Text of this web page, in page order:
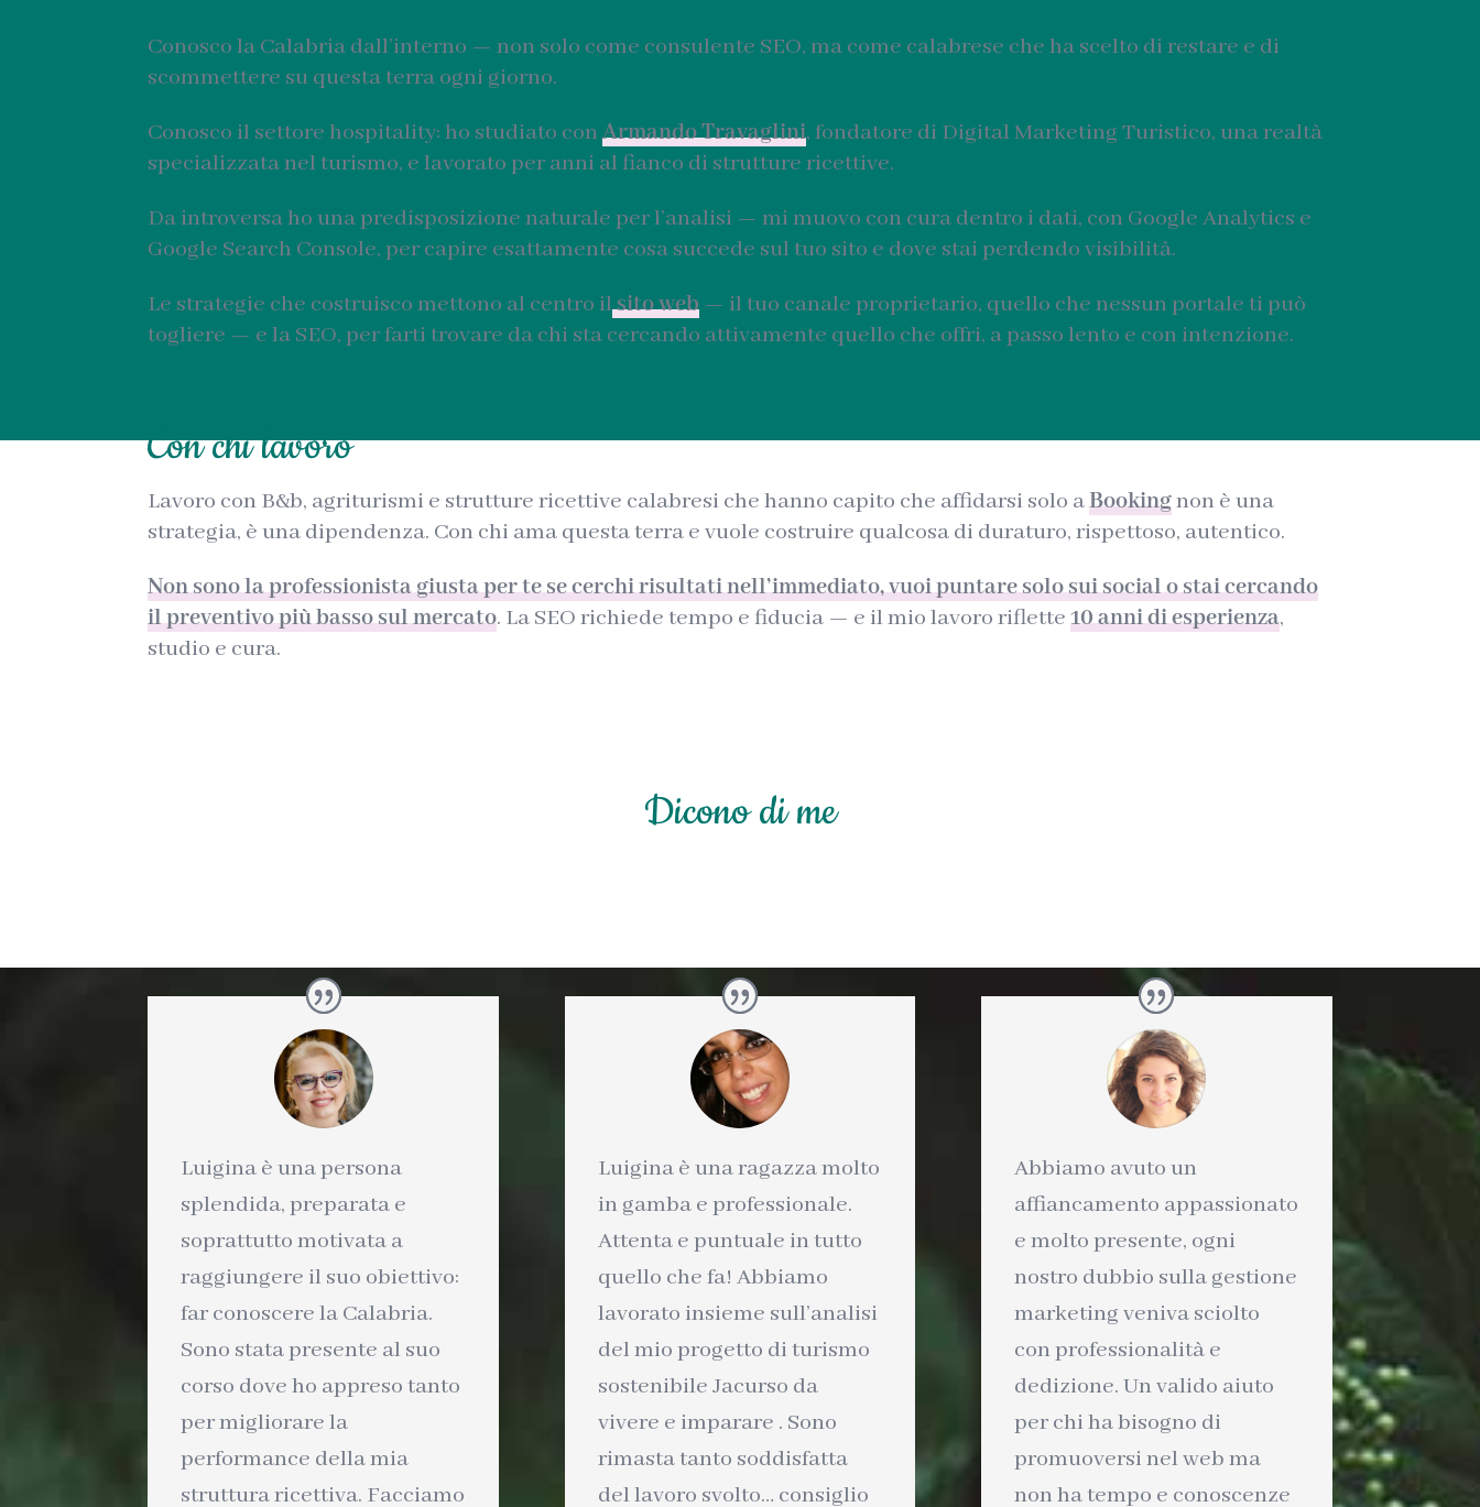
Conosco la Calabria dall’interno — non solo come consulente SEO, ma come calabrese che ha scelto di restare e di
scommettere su questa terra ogni giorno.
Conosco il settore hospitality: ho studiato conArmando Travaglini, fondatore di Digital Marketing Turistico, una realtà
specializzata nel turismo, e lavorato per anni al fianco di strutture ricettive.
Da introversa ho una predisposizione naturale per l’analisi — mi muovo con cura dentro i dati, con Google Analytics e
Google Search Console, per capire esattamente cosa succede sul tuo sito e dove stai perdendo visibilità.
Le strategie che costruisco mettono al centro ilsito web — il tuo canale proprietario, quello che nessun portale ti può
togliere — e la SEO, per farti trovare da chi sta cercando attivamente quello che offri, a passo lento e con intenzione.
Con chi lavoro
Lavoro con B&b, agriturismi e strutture ricettive calabresi che hanno capito che affidarsi solo aBookingnon è una
strategia, è una dipendenza. Con chi ama questa terra e vuole costruire qualcosa di duraturo, rispettoso, autentico.
Non sono la professionista giusta per te se cerchi risultati nell’immediato, vuoi puntare solo sui social o stai cercando
il preventivo più basso sul mercato. La SEO richiede tempo e fiducia — e il mio lavoro riflette10 anni di esperienza,
studio e cura.
Dicono di me
Luigina è una persona
splendida, preparata e
soprattutto motivata a
raggiungere il suo obiettivo:
far conoscere la Calabria.
Sono stata presente al suo
corso dove ho appreso tanto
per migliorare la
performance della mia
struttura ricettiva. Facciamo
Luigina è una ragazza molto
in gamba e professionale.
Attenta e puntuale in tutto
quello che fa! Abbiamo
lavorato insieme sull’analisi
del mio progetto di turismo
sostenibile Jacurso da
vivere e imparare . Sono
rimasta tanto soddisfatta
del lavoro svolto… consiglio
Abbiamo avuto un
affiancamento appassionato
e molto presente, ogni
nostro dubbio sulla gestione
marketing veniva sciolto
con professionalità e
dedizione. Un valido aiuto
per chi ha bisogno di
promuoversi nel web ma
non ha tempo e conoscenze